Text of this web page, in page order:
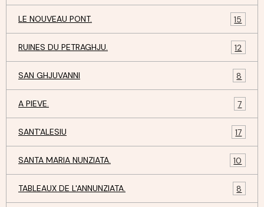
LE NOUVEAU PONT. 15
RUINES DU PETRAGHJU. 12
SAN GHJUVANNI 8
A PIEVE. 7
SANT'ALESIU 17
SANTA MARIA NUNZIATA. 10
TABLEAUX DE L'ANNUNZIATA. 8